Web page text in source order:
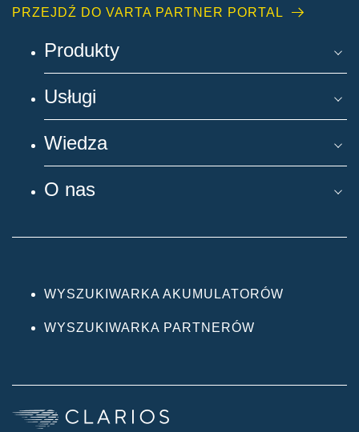
PRZEJDŹ DO VARTA PARTNER PORTAL
Produkty
Usługi
Wiedza
O nas
WYSZUKIWARKA AKUMULATORÓW
WYSZUKIWARKA PARTNERÓW